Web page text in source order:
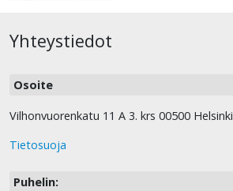
Yhteystiedot
Osoite
Vilhonvuorenkatu 11 A 3. krs 00500 Helsinki
Tietosuoja
Puhelin: